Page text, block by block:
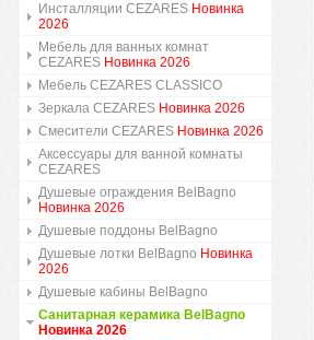
Инсталляции CEZARES Новинка
2026
Мебель для ванных комнат
CEZARES Новинка 2026
Мебель CEZARES CLASSICO
Зеркала CEZARES Новинка 2026
Смесители CEZARES Новинка 2026
Аксессуары для ванной комнаты
CEZARES
Душевые ограждения BelBagno
Новинка 2026
Душевые поддоны BelBagno
Душевые лотки BelBagno Новинка
2026
Душевые кабины BelBagno
Санитарная керамика BelBagno
Новинка 2026